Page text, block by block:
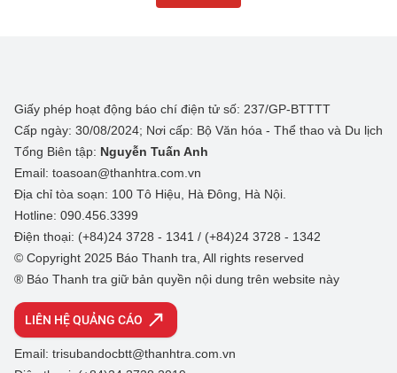
Giấy phép hoạt động báo chí điện tử số: 237/GP-BTTTT
Cấp ngày: 30/08/2024; Nơi cấp: Bộ Văn hóa - Thể thao và Du lịch
Tổng Biên tập: Nguyễn Tuấn Anh
Email: toasoan@thanhtra.com.vn
Địa chỉ tòa soạn: 100 Tô Hiệu, Hà Đông, Hà Nội.
Hotline: 090.456.3399
Điện thoại: (+84)24 3728 - 1341 / (+84)24 3728 - 1342
© Copyright 2025 Báo Thanh tra, All rights reserved
® Báo Thanh tra giữ bản quyền nội dung trên website này
LIÊN HỆ QUẢNG CÁO
Email: trisubandocbtt@thanhtra.com.vn